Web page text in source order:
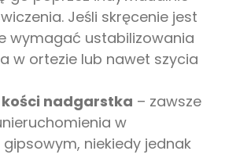
Jeśli skręcenie jest
wymagać ustabilizowania
w ortezie lub nawet szycia
kości nadgarstka – zawsze
w
niekiedy jednak